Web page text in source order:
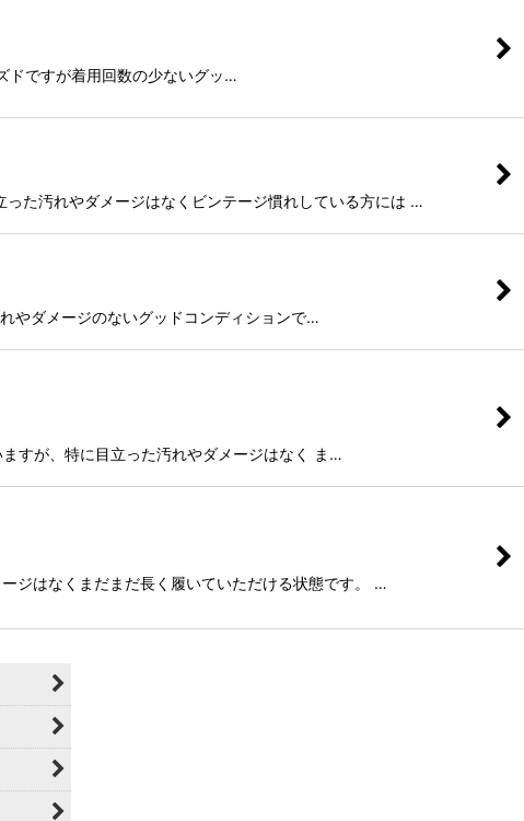
ドですが着用回数の少ないグッ…
た汚れやダメージはなくビンテージ慣れしている方には …
やダメージのないグッドコンディションで…
すが、特に目立った汚れやダメージはなく ま…
ジはなくまだまだ長く履いていただける状態です。 …